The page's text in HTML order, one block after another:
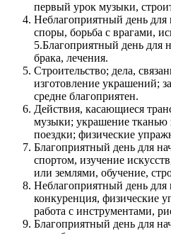
первый урок музыки,
Неблагоприятный день для
споры, борьба с врагами,
5.Благоприятный день для
брака, лечения.
Строительство; дела,
изготовление украшений;
средне благоприятен.
Действия, касающиеся
музыки; украшение тканью
поездки; физические
Благоприятный день для
спортом, изучение
или землями, обучение,
Неблагоприятный день
конкуренция, физические
работа с инструментами,
Благоприятный день для